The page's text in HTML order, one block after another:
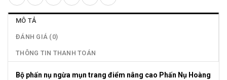
MÔ TẢ
ĐÁNH GIÁ (0)
THÔNG TIN THANH TOÁN
Bộ phấn nụ ngừa mụn trang điểm nâng cao Phấn Nụ Hoàng